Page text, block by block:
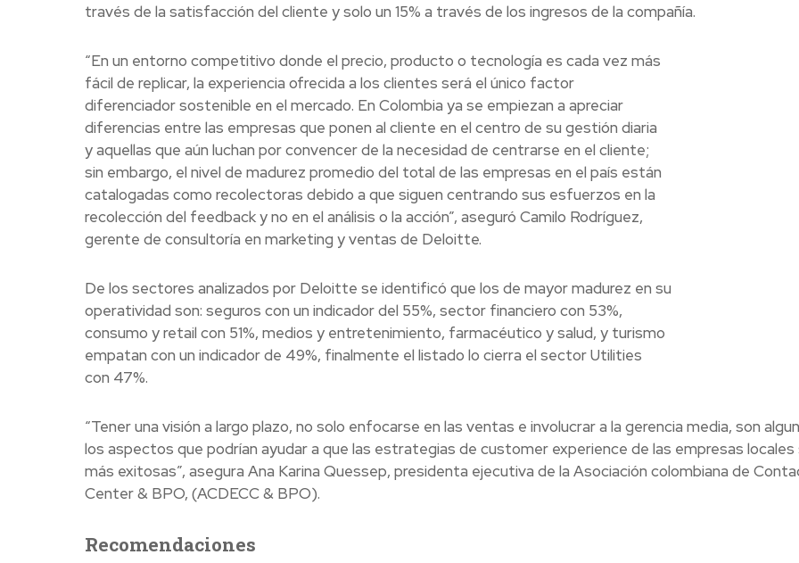
través de la satisfacción del cliente y solo un 15% a través de los ingresos de la compañía.
“En un entorno competitivo donde el precio, producto o tecnología es cada vez más
fácil de replicar, la experiencia ofrecida a los clientes será el único factor
diferenciador sostenible en el mercado. En Colombia ya se empiezan a apreciar
diferencias entre las empresas que ponen al cliente en el centro de su gestión diaria
y aquellas que aún luchan por convencer de la necesidad de centrarse en el cliente;
sin embargo, el nivel de madurez promedio del total de las empresas en el país están
catalogadas como recolectoras debido a que siguen centrando sus esfuerzos en la
recolección del feedback y no en el análisis o la acción”, aseguró Camilo Rodríguez,
gerente de consultoría en marketing y ventas de Deloitte.
De los sectores analizados por Deloitte se identificó que los de mayor madurez en su
operatividad son: seguros con un indicador del 55%, sector financiero con 53%,
consumo y retail con 51%, medios y entretenimiento, farmacéutico y salud, y turismo
empatan con un indicador de 49%, finalmente el listado lo cierra el sector Utilities
con 47%.
“Tener una visión a largo plazo, no solo enfocarse en las ventas e involucrar a la gerencia media, son
los aspectos que podrían ayudar a que las estrategias de customer experience de las empresas locales
más exitosas”, asegura Ana Karina Quessep, presidenta ejecutiva de la Asociación colombiana de
Center & BPO, (ACDECC & BPO).
Recomendaciones